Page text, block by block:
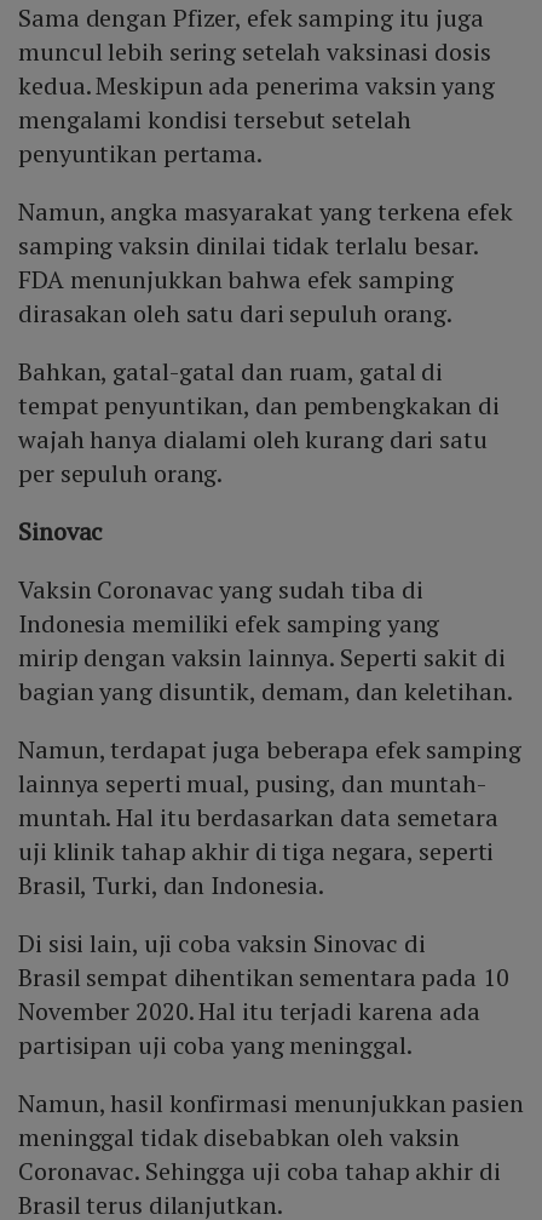
Sama dengan Pfizer, efek samping itu juga
muncul lebih sering setelah vaksinasi dosis
kedua. Meskipun ada penerima vaksin yang
mengalami kondisi tersebut setelah
penyuntikan pertama.
Namun, angka masyarakat yang terkena efek
samping vaksin dinilai tidak terlalu besar.
FDA menunjukkan bahwa efek samping
dirasakan oleh satu dari sepuluh orang.
Bahkan, gatal-gatal dan ruam, gatal di
tempat penyuntikan, dan pembengkakan di
wajah hanya dialami oleh kurang dari satu
per sepuluh orang.
Sinovac
Vaksin Coronavac yang sudah tiba di
Indonesia memiliki efek samping yang
mirip dengan vaksin lainnya. Seperti sakit di
bagian yang disuntik, demam, dan keletihan.
Namun, terdapat juga beberapa efek samping
lainnya seperti mual, pusing, dan muntah-
muntah. Hal itu berdasarkan data semetara
uji klinik tahap akhir di tiga negara, seperti
Brasil, Turki, dan Indonesia.
Di sisi lain, uji coba vaksin Sinovac di
Brasil sempat dihentikan sementara pada 10
November 2020. Hal itu terjadi karena ada
partisipan uji coba yang meninggal.
Namun, hasil konfirmasi menunjukkan pasien
meninggal tidak disebabkan oleh vaksin
Coronavac. Sehingga uji coba tahap akhir di
Brasil terus dilanjutkan.